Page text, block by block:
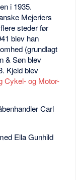
i 1935.
Mejeriers
steder før
blev han
(grundlagt
& Søn blev
Kjeld blev
Cykel- og Motor-
Carl
Ella Gunhild